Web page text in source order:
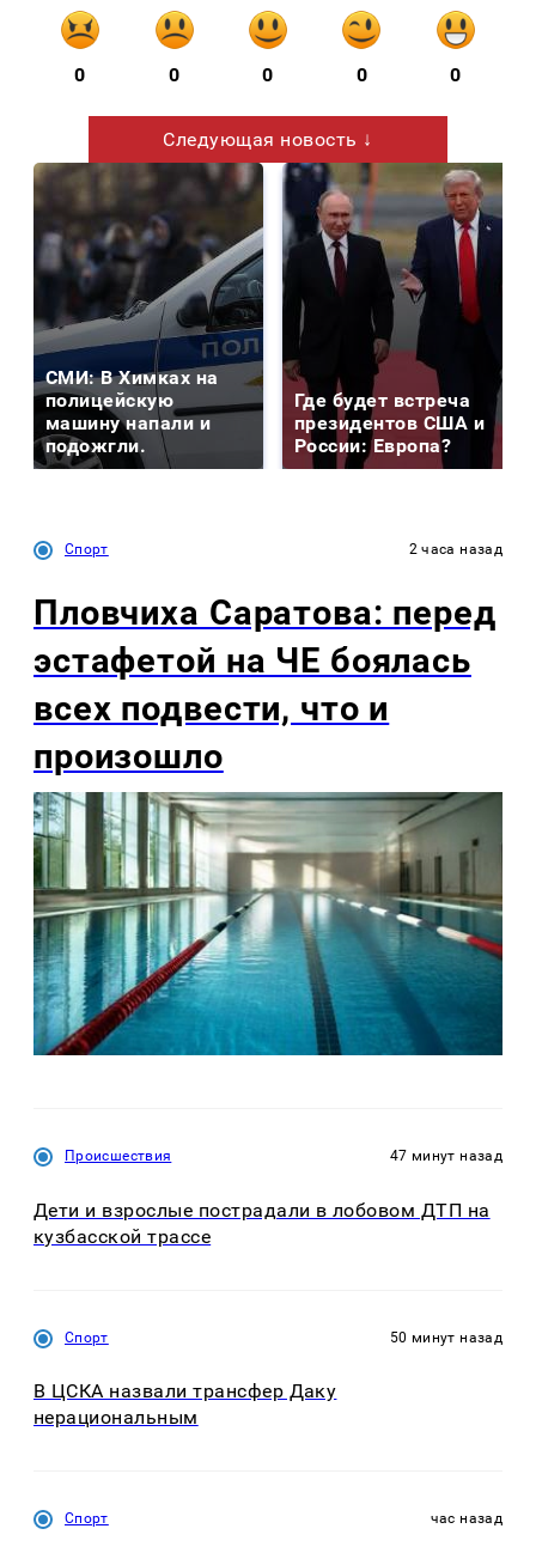
0 0 0 0 0
Следующая новость ↓
СМИ: В Химках на
полицейскую
машину напали и
подожгли.
Где будет встреча
президентов США и
России: Европа?
Спорт 2 часа назад
Пловчиха Саратова: перед
эстафетой на ЧЕ боялась
всех подвести, что и
произошло
Происшествия 47 минут назад
Дети и взрослые пострадали в лобовом ДТП на
кузбасской трассе
Спорт 50 минут назад
В ЦСКА назвали трансфер Даку
нерациональным
Спорт час назад